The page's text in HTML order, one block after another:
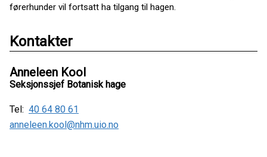
førerhunder vil fortsatt ha tilgang til hagen.
Kontakter
Anneleen Kool
Seksjonssjef Botanisk hage
Tel: 40 64 80 61
anneleen.kool@nhm.uio.no